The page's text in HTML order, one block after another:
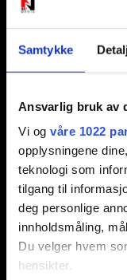
Samtykke
Ansvarlig bruk av
Vi og våre 1022
opplysningene
teknologi som
tilgang til
deg personlige
innholdsmåling,
Du velger hvem
hensikter.
Jon Aamodt
Nyhetstips:
tips@n247.no
Annonsering: